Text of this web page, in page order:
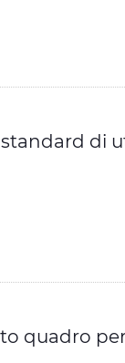
di
quadro